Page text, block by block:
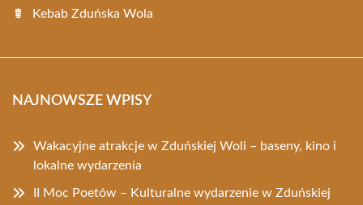
Kebab Zduńska Wola
NAJNOWSZE WPISY
Wakacyjne atrakcje w Zduńskiej Woli – baseny, kino i
lokalne wydarzenia
II Moc Poetów – Kulturalne wydarzenie w Zduńskiej